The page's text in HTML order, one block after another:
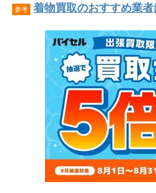
参考 着物買取のおすすめ業